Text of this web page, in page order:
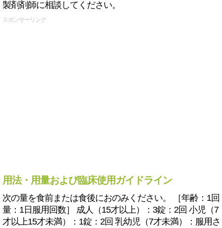
製剤剤師に相談してください。
スポンサーリンク
用法・用量および臨床使用ガイドライン
次の量を食前または食後におのみください。 ［年齢：1回
量：1日服用回数］ 成人（15才以上）：3錠：2回 小児（7
才以上15才未満）：1錠：2回 乳幼児（7才未満）：服用さ